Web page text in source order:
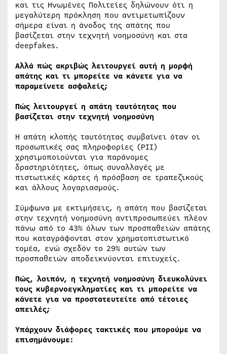
και τις Ηνωμένες Πολιτείες δηλώνουν ότι η
μεγαλύτερη πρόκληση που αντιμετωπίζουν
σήμερα είναι η άνοδος της απάτης που
βασίζεται στην τεχνητή νοημοσύνη και στα
deepfakes.
Αλλά πώς ακριβώς λειτουργεί αυτή η μορφή
απάτης και τι μπορείτε να κάνετε για να
παραμείνετε ασφαλείς;
Πώς λειτουργεί η απάτη ταυτότητας που
βασίζεται στην τεχνητή νοημοσύνη
Η απάτη κλοπής ταυτότητας συμβαίνει όταν οι
προσωπικές σας πληροφορίες (PII)
χρησιμοποιούνται για παράνομες
δραστηριότητες, όπως συναλλαγές με
πιστωτικές κάρτες ή πρόσβαση σε τραπεζικούς
και άλλους λογαριασμούς.
Σύμφωνα με εκτιμήσεις, η απάτη που βασίζεται
στην τεχνητή νοημοσύνη αντιπροσωπεύει πλέον
πάνω από το 43% όλων των προσπαθειών απάτης
που καταγράφονται στον χρηματοπιστωτικό
τομέα, ενώ σχεδόν το 29% αυτών των
προσπαθειών αποδεικνύονται επιτυχείς.
Πώς, λοιπόν, η τεχνητή νοημοσύνη διευκολύνει
τους κυβερνοεγκληματίες και τι μπορείτε να
κάνετε για να προστατευτείτε από τέτοιες
απειλές;
Υπάρχουν διάφορες τακτικές που μπορούμε να
επισημάνουμε: